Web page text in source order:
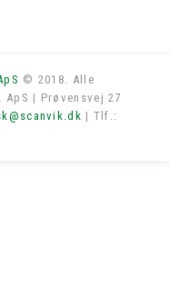
© 2018. Alle
| Prøvensvej 27
| Tlf.: